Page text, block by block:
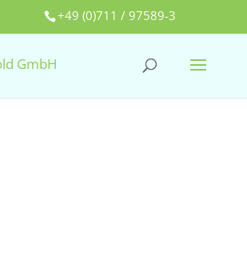
+49 (0)711 / 97589-3